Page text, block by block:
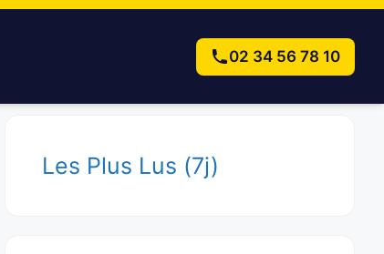
02 34 56 78 10
Les Plus Lus (7j)